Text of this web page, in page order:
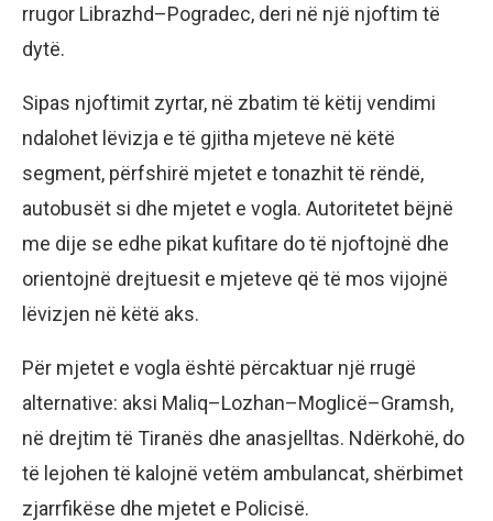
rrugor Librazhd–Pogradec, deri në një njoftim të
dytë.
Sipas njoftimit zyrtar, në zbatim të këtij vendimi
ndalohet lëvizja e të gjitha mjeteve në këtë
segment, përfshirë mjetet e tonazhit të rëndë,
autobusët si dhe mjetet e vogla. Autoritetet bëjnë
me dije se edhe pikat kufitare do të njoftojnë dhe
orientojnë drejtuesit e mjeteve që të mos vijojnë
lëvizjen në këtë aks.
Për mjetet e vogla është përcaktuar një rrugë
alternative: aksi Maliq–Lozhan–Moglicë–Gramsh,
në drejtim të Tiranës dhe anasjelltas. Ndërkohë, do
të lejohen të kalojnë vetëm ambulancat, shërbimet
zjarrfikëse dhe mjetet e Policisë.